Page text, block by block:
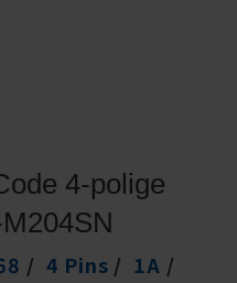
4-polige
4 Pins
1A